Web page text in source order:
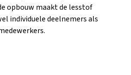
opbouw maakt de lesstof
individuele deelnemers als